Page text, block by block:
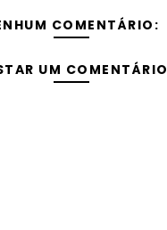
COMENTÁRIO:
UM COMENTÁRIO